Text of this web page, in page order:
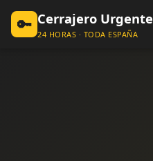
🔑 Cerrajero Urgente
24 HORAS · TODA ESPAÑA